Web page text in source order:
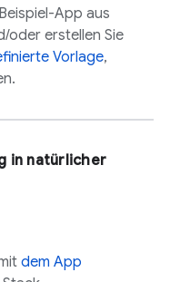
App aus
oder erstellen Sie
Vorlage,
in natürlicher
dem App